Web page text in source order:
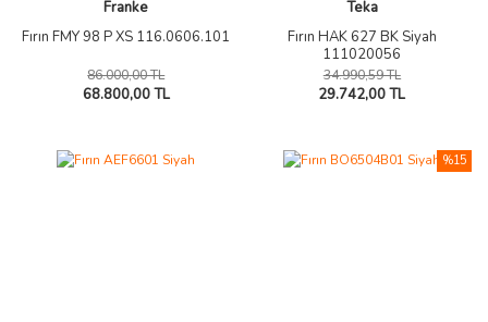
Franke
Fırın FMY 98 P XS 116.0606.101
86.000,00 TL
68.800,00 TL
Teka
Fırın HAK 627 BK Siyah
111020056
34.990,59 TL
29.742,00 TL
%15